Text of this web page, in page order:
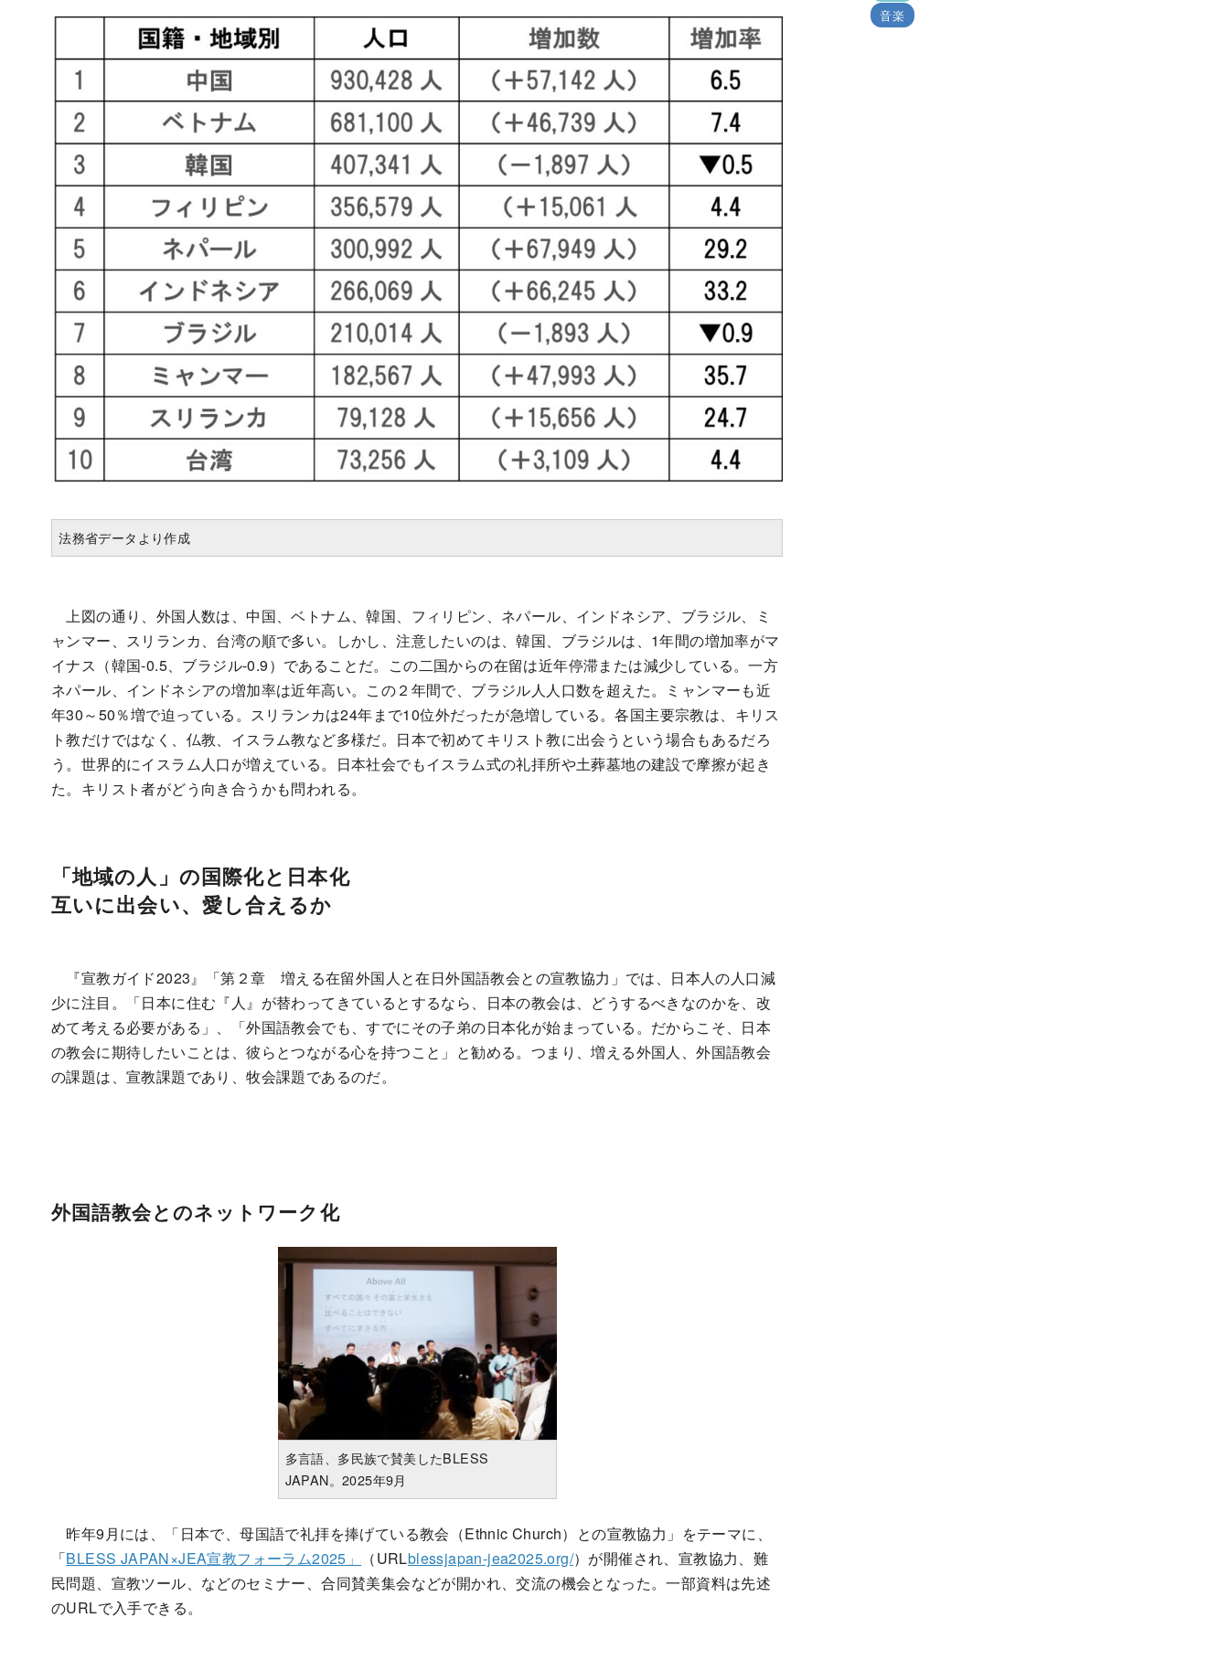
法務省データより作成
上図の通り、外国人数は、中国、ベトナム、韓国、フィリピン、ネパール、インドネシア、ブラジル、ミ
ャンマー、スリランカ、台湾の順で多い。しかし、注意したいのは、韓国、ブラジルは、1年間の増加率がマ
イナス（韓国-0.5、ブラジル-0.9）であることだ。この二国からの在留は近年停滞または減少している。一方
ネパール、インドネシアの増加率は近年高い。この２年間で、ブラジル人人口数を超えた。ミャンマーも近
年30～50％増で迫っている。スリランカは24年まで10位外だったが急増している。各国主要宗教は、キリス
ト教だけではなく、仏教、イスラム教など多様だ。日本で初めてキリスト教に出会うという場合もあるだろ
う。世界的にイスラム人口が増えている。日本社会でもイスラム式の礼拝所や土葬墓地の建設で摩擦が起き
た。キリスト者がどう向き合うかも問われる。
「地域の人」の国際化と日本化
互いに出会い、愛し合えるか
『宣教ガイド2023』「第２章 増える在留外国人と在日外国語教会との宣教協力」では、日本人の人口減
少に注目。「日本に住む『人』が替わってきているとするなら、日本の教会は、どうするべきなのかを、改
めて考える必要がある」、「外国語教会でも、すでにその子弟の日本化が始まっている。だからこそ、日本
の教会に期待したいことは、彼らとつながる心を持つこと」と勧める。つまり、増える外国人、外国語教会
の課題は、宣教課題であり、牧会課題であるのだ。
外国語教会とのネットワーク化
多言語、多民族で賛美したBLESS
JAPAN。2025年9月
昨年9月には、「日本で、母国語で礼拝を捧げている教会（Ethnic Church）との宣教協力」をテーマに、
「BLESS JAPAN×JEA宣教フォーラム2025」 （URLblessjapan-jea2025.org/）が開催され、宣教協力、難
民問題、宣教ツール、などのセミナー、合同賛美集会などが開かれ、交流の機会となった。一部資料は先述
のURLで入手できる。
音楽